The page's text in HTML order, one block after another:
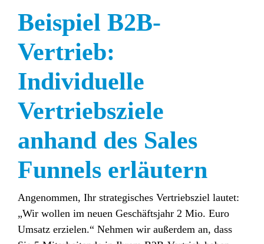
Beispiel B2B-
Vertrieb:
Individuelle
Vertriebsziele
anhand des Sales
Funnels erläutern
Angenommen, Ihr strategisches Vertriebsziel lautet:
„Wir wollen im neuen Geschäftsjahr 2 Mio. Euro
Umsatz erzielen.“ Nehmen wir außerdem an, dass